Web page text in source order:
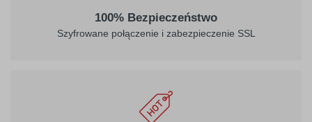
100% Bezpieczeństwo
Szyfrowane połączenie i zabezpieczenie SSL